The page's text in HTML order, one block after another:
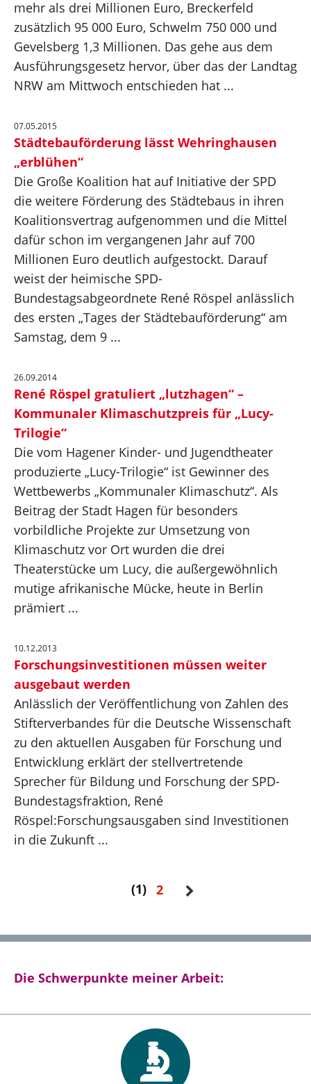
mehr als drei Millionen Euro, Breckerfeld
zusätzlich 95 000 Euro, Schwelm 750 000 und
Gevelsberg 1,3 Millionen. Das gehe aus dem
Ausführungsgesetz hervor, über das der Landtag
NRW am Mittwoch entschieden hat ...
07.05.2015
Städtebauförderung lässt Wehringhausen
„erblühen“
Die Große Koalition hat auf Initiative der SPD
die weitere Förderung des Städtebaus in ihren
Koalitionsvertrag aufgenommen und die Mittel
dafür schon im vergangenen Jahr auf 700
Millionen Euro deutlich aufgestockt. Darauf
weist der heimische SPD-
Bundestagsabgeordnete René Röspel anlässlich
des ersten „Tages der Städtebauförderung“ am
Samstag, dem 9 ...
26.09.2014
René Röspel gratuliert „lutzhagen“ –
Kommunaler Klimaschutzpreis für „Lucy-
Trilogie“
Die vom Hagener Kinder- und Jugendtheater
produzierte „Lucy-Trilogie“ ist Gewinner des
Wettbewerbs „Kommunaler Klimaschutz“. Als
Beitrag der Stadt Hagen für besonders
vorbildliche Projekte zur Umsetzung von
Klimaschutz vor Ort wurden die drei
Theaterstücke um Lucy, die außergewöhnlich
mutige afrikanische Mücke, heute in Berlin
prämiert ...
10.12.2013
Forschungsinvestitionen müssen weiter
ausgebaut werden
Anlässlich der Veröffentlichung von Zahlen des
Stifterverbandes für die Deutsche Wissenschaft
zu den aktuellen Ausgaben für Forschung und
Entwicklung erklärt der stellvertretende
Sprecher für Bildung und Forschung der SPD-
Bundestagsfraktion, René
Röspel:Forschungsausgaben sind Investitionen
in die Zukunft ...
1 2
Die Schwerpunkte meiner Arbeit: